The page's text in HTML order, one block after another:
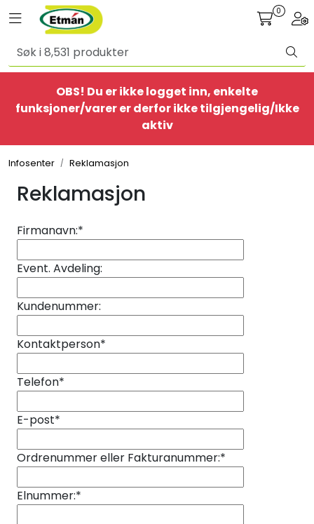
Skip to main content
Toggle navigation 0
OBS! Du er ikke logget inn, enkelte
funksjoner/varer er derfor ikke tilgjengelig/Ikke
aktiv
Infosenter Reklamasjon
Reklamasjon
Firmanavn:*
Event. Avdeling:
Kundenummer:
Kontaktperson*
Telefon*
E-post*
Ordrenummer eller Fakturanummer:*
Elnummer:*
Alle produkter
BestSelgere